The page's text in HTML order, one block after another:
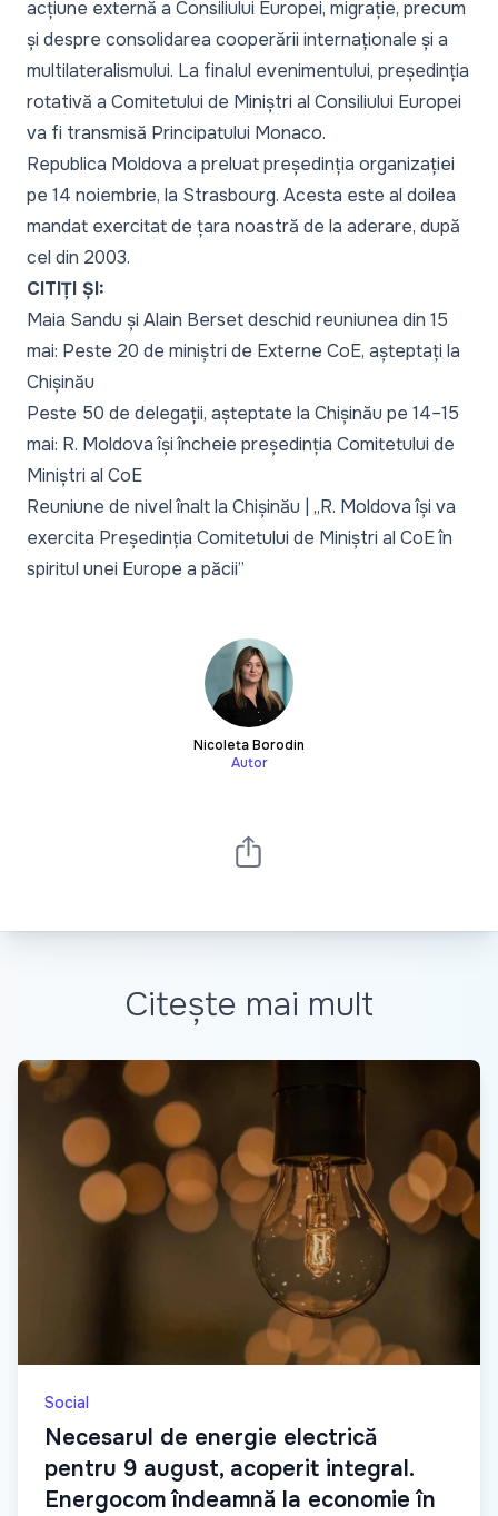
acțiune externă a Consiliului Europei, migrație, precum
și despre consolidarea cooperării internaționale și a
multilateralismului. La finalul evenimentului, președinția
rotativă a Comitetului de Miniștri al Consiliului Europei
va fi transmisă Principatului Monaco.
Republica Moldova a preluat președinția organizației
pe 14 noiembrie, la Strasbourg. Acesta este al doilea
mandat exercitat de țara noastră de la aderare, după
cel din 2003.
CITIȚI ȘI:
Maia Sandu și Alain Berset deschid reuniunea din 15
mai: Peste 20 de miniștri de Externe CoE, așteptați la
Chișinău
Peste 50 de delegații, așteptate la Chișinău pe 14–15
mai: R. Moldova își încheie președinția Comitetului de
Miniștri al CoE
Reuniune de nivel înalt la Chișinău | „R. Moldova își va
exercita Președinția Comitetului de Miniștri al CoE în
spiritul unei Europe a păcii”
Nicoleta Borodin
Autor
Citește mai mult
Social
Necesarul de energie electrică
pentru 9 august, acoperit integral.
Energocom îndeamnă la economie în